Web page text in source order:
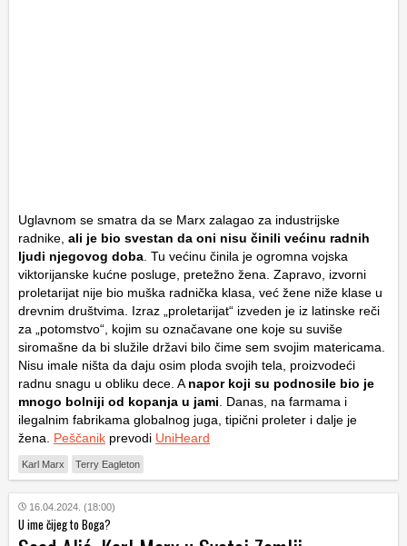
Uglavnom se smatra da se Marx zalagao za industrijske
radnike, ali je bio svestan da oni nisu činili većinu radnih
ljudi njegovog doba . Tu većinu činila je ogromna vojska
viktorijanske kućne posluge, pretežno žena. Zapravo, izvorni
proletarijat nije bio muška radnička klasa, već žene niže klase u
drevnim društvima. Izraz „proletarijat“ izveden je iz latinske reči
za „potomstvo“, kojim su označavane one koje su suviše
siromašne da bi služile državi bilo čime sem svojim matericama.
Nisu imale ništa da daju osim ploda svojih tela, proizvodeći
radnu snagu u obliku dece. A napor koji su podnosile bio je
mnogo bolniji od kopanja u jami . Danas, na farmama i
ilegalnim fabrikama globalnog juga, tipični proleter i dalje je
žena. Peščanik prevodi UniHeard
Karl Marx Terry Eagleton
16.04.2024. (18:00)
U ime čijeg to Boga?